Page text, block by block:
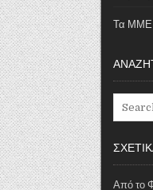
Τα ΜΜΕ
Search
Από το